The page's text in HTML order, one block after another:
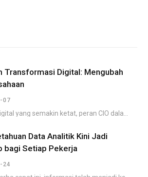
Transformasi Digital: Mengubah
07
Data Analitik Kini Jadi
bagi Setiap Pekerja
24